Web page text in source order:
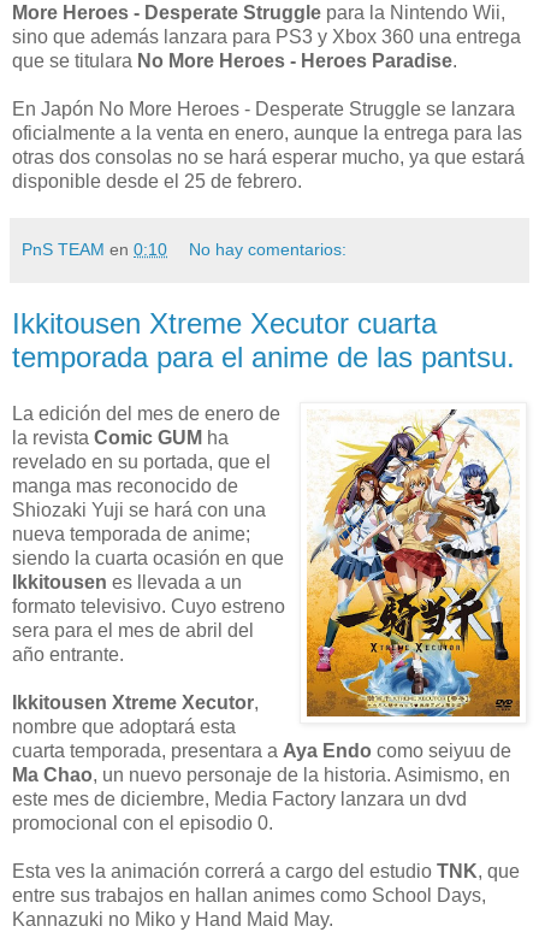
More Heroes - Desperate Struggle para la Nintendo Wii,
sino que además lanzara para PS3 y Xbox 360 una entrega
que se titulara No More Heroes - Heroes Paradise.
En Japón No More Heroes - Desperate Struggle se lanzara
oficialmente a la venta en enero, aunque la entrega para las
otras dos consolas no se hará esperar mucho, ya que estará
disponible desde el 25 de febrero.
PnS TEAM en 0:10 No hay comentarios:
Ikkitousen Xtreme Xecutor cuarta
temporada para el anime de las pantsu.
La edición del mes de enero de
la revista Comic GUM ha
revelado en su portada, que el
manga mas reconocido de
Shiozaki Yuji se hará con una
nueva temporada de anime;
siendo la cuarta ocasión en que
Ikkitousen es llevada a un
formato televisivo. Cuyo estreno
sera para el mes de abril del
año entrante.
Ikkitousen Xtreme Xecutor,
nombre que adoptará esta
cuarta temporada, presentara a Aya Endo como seiyuu de
Ma Chao, un nuevo personaje de la historia. Asimismo, en
este mes de diciembre, Media Factory lanzara un dvd
promocional con el episodio 0.
Esta ves la animación correrá a cargo del estudio TNK, que
entre sus trabajos en hallan animes como School Days,
Kannazuki no Miko y Hand Maid May.